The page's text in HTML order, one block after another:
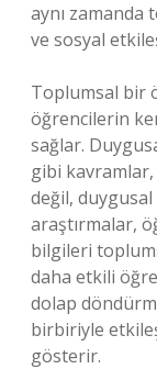
aynı
ve sosyal
Toplumsal bir
öğrencilerin
sağlar.
gibi
değil, duygusal
araştırmalar,
bilgileri
daha etkili
dolap
birbiriyle
gösterir.